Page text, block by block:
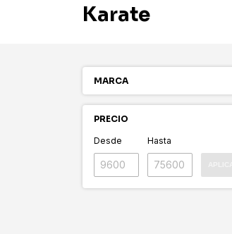
Karate
MARCA
PRECIO
Desde Hasta